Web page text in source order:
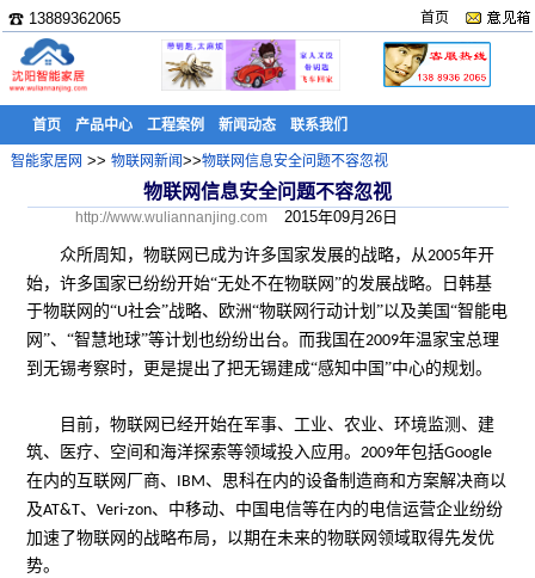
☎ 13889362065 首页
首页 产品中心 工程案例 新闻动态 联系我们
智能家居网 >> 物联网新闻>>物联网信息安全问题不容忽视
物联网信息安全问题不容忽视
http://www.wuliannanjing.com 2015年09月26日
众所周知，物联网已成为许多国家发展的战略，从2005年开
始，许多国家已纷纷开始“无处不在物联网”的发展战略。日韩基
于物联网的“U社会”战略、欧洲“物联网行动计划”以及美国“智能电
网”、“智慧地球”等计划也纷纷出台。而我国在2009年温家宝总理
到无锡考察时，更是提出了把无锡建成“感知中国”中心的规划。
目前，物联网已经开始在军事、工业、农业、环境监测、建
筑、医疗、空间和海洋探索等领域投入应用。2009年包括Google
在内的互联网厂商、 IBM、思科在内的设备制造商和方案解决商以
及AT&T、Veri-zon、中移动、中国电信等在内的电信运营企业纷纷
加速了物联网的战略布局，以期在未来的物联网领域取得先发优
势。